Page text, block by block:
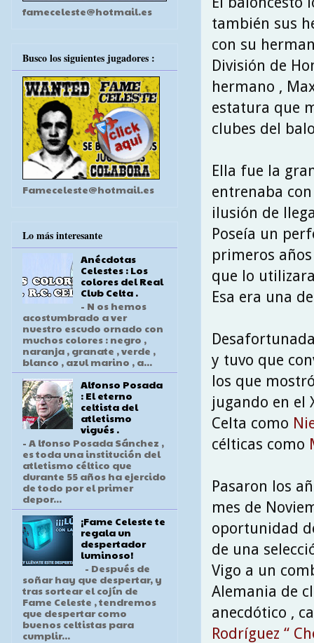
también sus
con su
División de
hermano ,
estatura que
clubes del
Ella fue la
entrenaba
ilusión de
Poseía un
primeros
que lo
Esa era una
y tuvo que
los que
jugando en el
Celta como
célticas como
Pasaron los
mes de
oportunidad
de una
Vigo a un
Alemania de
anecdótico ,
Rodríguez “
fameceleste@hotmail.es
Busco los siguientes jugadores :
Fameceleste@hotmail.es
Lo más interesante
Anécdotas
Celestes : Los
colores del Real
Club Celta .
- N os hemos
acostumbrado a ver
nuestro escudo ornado con
muchos colores : negro ,
naranja , granate , verde ,
blanco , azul marino , a...
Alfonso Posada
: El eterno
celtista del
atletismo
vigués .
- A lfonso Posada Sánchez ,
es toda una institución del
atletismo céltico que
durante 55 años ha ejercido
de todo por el primer
depor...
¡Fame Celeste te
regala un
despertador
luminoso!
- Después de
soñar hay que despertar, y
tras sortear el cojín de
Fame Celeste , tendremos
que despertar como
buenos celtistas para
cumplir...